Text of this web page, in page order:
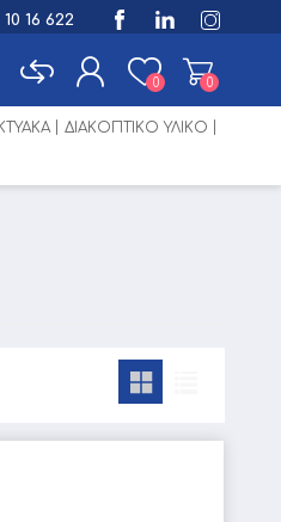
10 16 622
0 0
ΔΙΑΚΟΠΤΙΚΟ ΥΛΙΚΟ